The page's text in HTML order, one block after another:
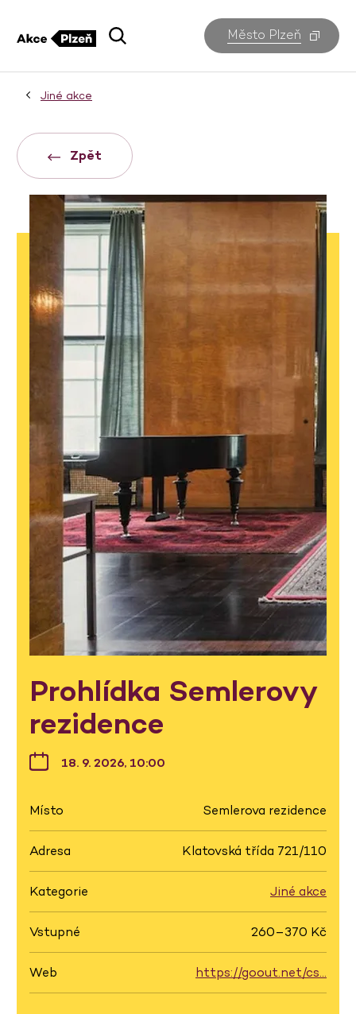
Město Plzeň
Jiné akce
Zpět
Prohlídka Semlerovy
rezidence
18. 9. 2026, 10:00
Místo Semlerova rezidence
Adresa Klatovská třída 721/110
Kategorie Jiné akce
Vstupné 260–370 Kč
Web https://goout.net/cs…